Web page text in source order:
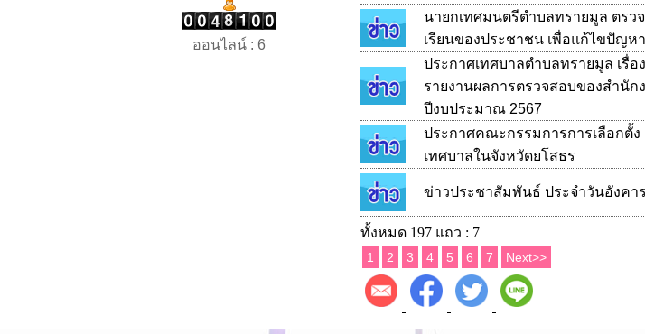
ออนไลน์ : 6
นายกเทศมนตรีตำบลทรายมูล ตรว
เรียนของประชาชน เพื่อแก้ไขปัญห
ประกาศเทศบาลตำบลทรายมูล เรื่อ
รายงานผลการตรวจสอบของสำนัก
ปีงบประมาณ 2567
ประกาศคณะกรรมการการเลือกตั้ง
เทศบาลในจังหวัดยโสธร
ข่าวประชาสัมพันธ์ ประจำวันอังคา
ทั้งหมด 197 แถว : 7
1 2 3 4 5 6 7 Next>>